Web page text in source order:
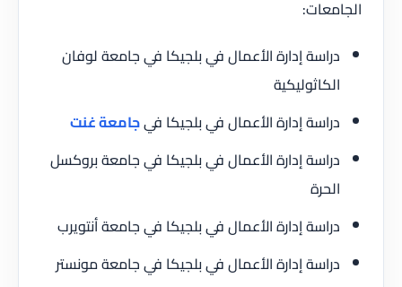
الجامعات:
دراسة إدارة الأعمال في بلجيكا في جامعة لوفان
الكاثوليكية
دراسة إدارة الأعمال في بلجيكا فيجامعة غنت
دراسة إدارة الأعمال في بلجيكا في جامعة بروكسل
الحرة
دراسة إدارة الأعمال في بلجيكا في جامعة أنتويرب
دراسة إدارة الأعمال في بلجيكا في جامعة مونستر